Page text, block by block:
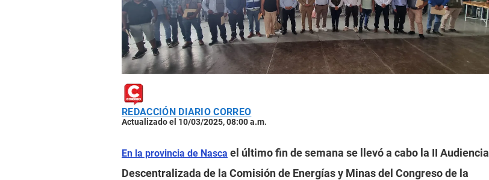
REDACCIÓN DIARIO CORREO
Actualizado el 10/03/2025, 08:00 a.m.
En la provincia de Nasca el último fin de semana se llevó a cabo la II Audiencia
Descentralizada de la Comisión de Energías y Minas del Congreso de la